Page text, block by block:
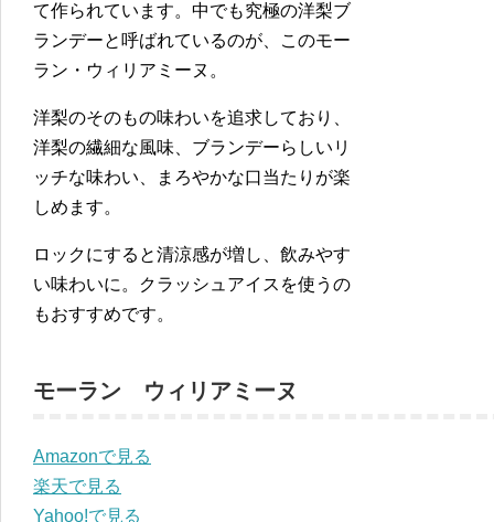
て作られています。中でも究極の洋梨ブ
ランデーと呼ばれているのが、このモー
ラン・ウィリアミーヌ。
洋梨のそのもの味わいを追求しており、
洋梨の繊細な風味、ブランデーらしいリ
ッチな味わい、まろやかな口当たりが楽
しめます。
ロックにすると清涼感が増し、飲みやす
い味わいに。クラッシュアイスを使うの
もおすすめです。
モーラン ウィリアミーヌ
Amazonで見る
楽天で見る
Yahoo!で見る